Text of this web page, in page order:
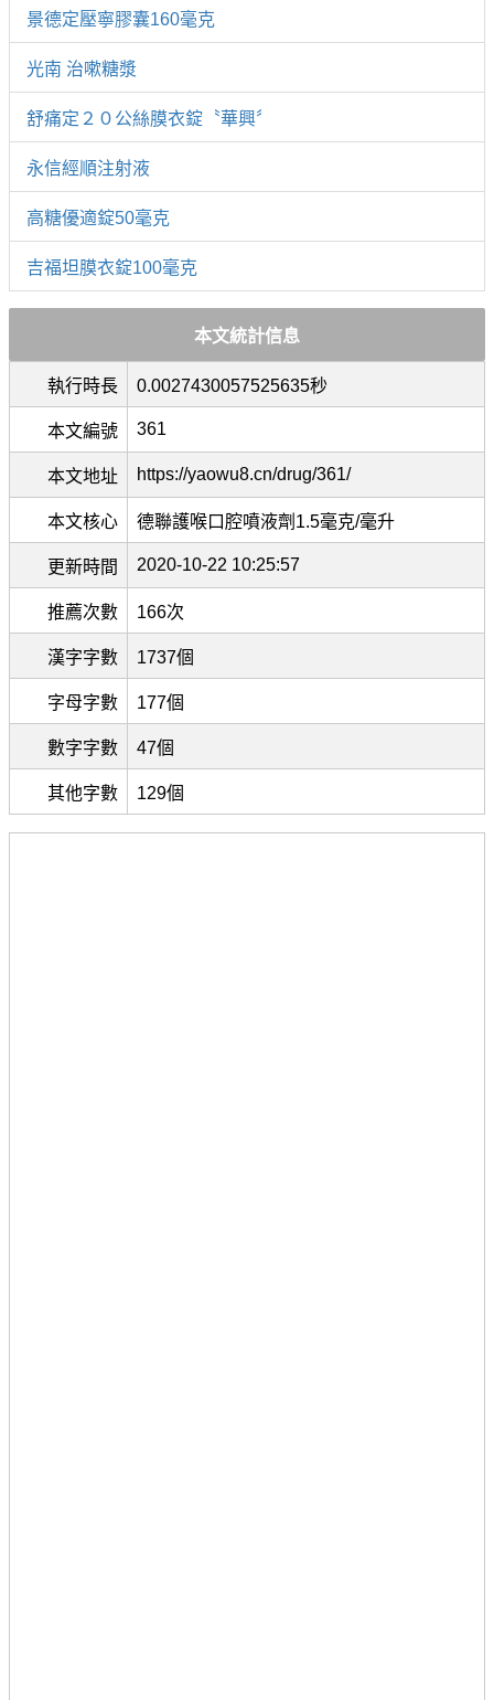
景德定壓寧膠囊160毫克
光南 治嗽糖漿
舒痛定２０公絲膜衣錠〝華興〞
永信經順注射液
高糖優適錠50毫克
吉福坦膜衣錠100毫克
本文統計信息
執行時長 0.0027430057525635秒
本文編號 361
本文地址 https://yaowu8.cn/drug/361/
本文核心 德聯護喉口腔噴液劑1.5毫克/毫升
更新時間 2020-10-22 10:25:57
推薦次數 166次
漢字字數 1737個
字母字數 177個
數字字數 47個
其他字數 129個